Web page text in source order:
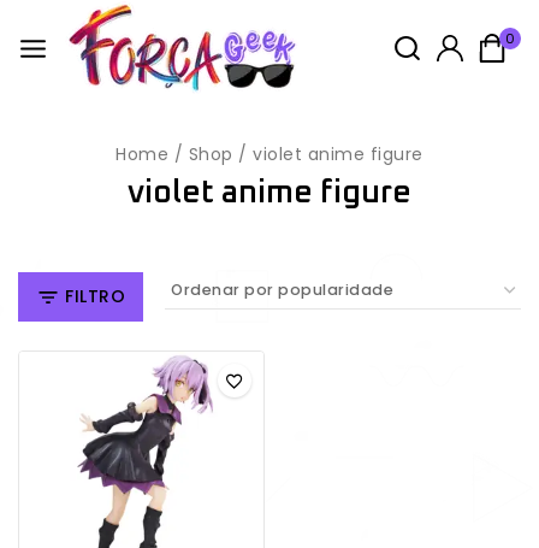
0
Home / Shop / violet anime figure
violet anime figure
FILTRO